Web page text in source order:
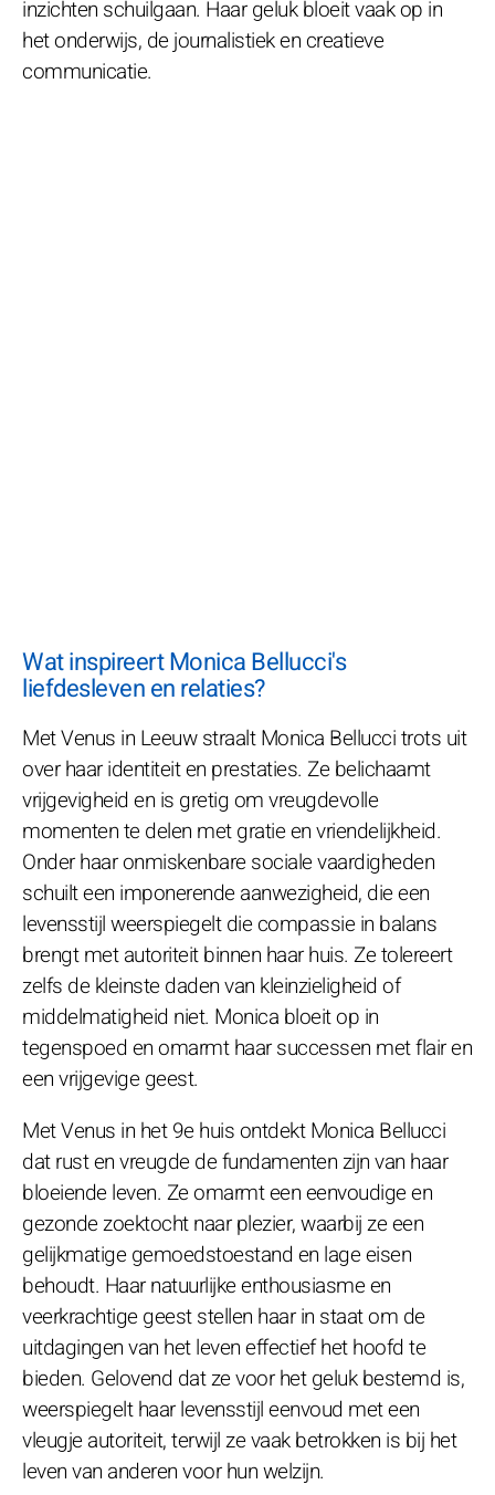
inzichten schuilgaan. Haar geluk bloeit vaak op in
het onderwijs, de journalistiek en creatieve
communicatie.
Wat inspireert Monica Bellucci's
liefdesleven en relaties?
Met Venus in Leeuw straalt Monica Bellucci trots uit
over haar identiteit en prestaties. Ze belichaamt
vrijgevigheid en is gretig om vreugdevolle
momenten te delen met gratie en vriendelijkheid.
Onder haar onmiskenbare sociale vaardigheden
schuilt een imponerende aanwezigheid, die een
levensstijl weerspiegelt die compassie in balans
brengt met autoriteit binnen haar huis. Ze tolereert
zelfs de kleinste daden van kleinzieligheid of
middelmatigheid niet. Monica bloeit op in
tegenspoed en omarmt haar successen met flair en
een vrijgevige geest.
Met Venus in het 9e huis ontdekt Monica Bellucci
dat rust en vreugde de fundamenten zijn van haar
bloeiende leven. Ze omarmt een eenvoudige en
gezonde zoektocht naar plezier, waarbij ze een
gelijkmatige gemoedstoestand en lage eisen
behoudt. Haar natuurlijke enthousiasme en
veerkrachtige geest stellen haar in staat om de
uitdagingen van het leven effectief het hoofd te
bieden. Gelovend dat ze voor het geluk bestemd is,
weerspiegelt haar levensstijl eenvoud met een
vleugje autoriteit, terwijl ze vaak betrokken is bij het
leven van anderen voor hun welzijn.